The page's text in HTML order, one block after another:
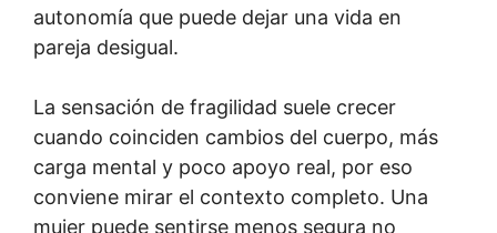
autonomía que puede dejar una vida en
pareja desigual.
La sensación de fragilidad suele crecer
cuando coinciden cambios del cuerpo, más
carga mental y poco apoyo real, por eso
conviene mirar el contexto completo. Una
mujer puede sentirse menos segura no